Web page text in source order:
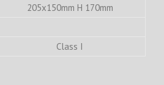
205x150mm H 170mm
Class I